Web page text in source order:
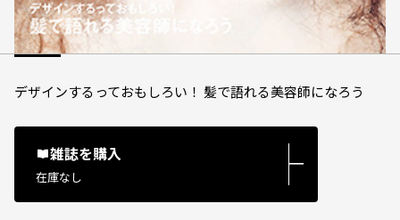
デザインするっておもしろい！ 髪で語れる美容師になろう
雑誌を購入
在庫なし
―